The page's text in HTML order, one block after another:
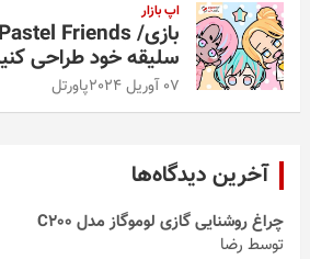
اپ بازار
سلیقه خود طراحی
07 آوریل 2024 پاورتل
آخرین دیدگاه‌ها
چراغ روشنایی گازی لوموگاز مدل C200
توسط رضا